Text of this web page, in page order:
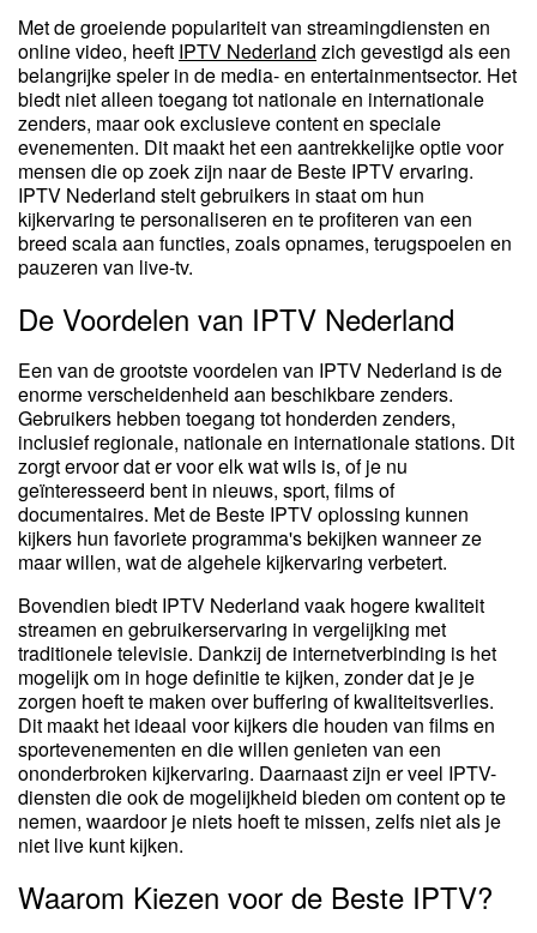
Met de groeiende populariteit van streamingdiensten en
online video, heeft IPTV Nederland zich gevestigd als een
belangrijke speler in de media- en entertainmentsector. Het
biedt niet alleen toegang tot nationale en internationale
zenders, maar ook exclusieve content en speciale
evenementen. Dit maakt het een aantrekkelijke optie voor
mensen die op zoek zijn naar de Beste IPTV ervaring.
IPTV Nederland stelt gebruikers in staat om hun
kijkervaring te personaliseren en te profiteren van een
breed scala aan functies, zoals opnames, terugspoelen en
pauzeren van live-tv.
De Voordelen van IPTV Nederland
Een van de grootste voordelen van IPTV Nederland is de
enorme verscheidenheid aan beschikbare zenders.
Gebruikers hebben toegang tot honderden zenders,
inclusief regionale, nationale en internationale stations. Dit
zorgt ervoor dat er voor elk wat wils is, of je nu
geïnteresseerd bent in nieuws, sport, films of
documentaires. Met de Beste IPTV oplossing kunnen
kijkers hun favoriete programma's bekijken wanneer ze
maar willen, wat de algehele kijkervaring verbetert.
Bovendien biedt IPTV Nederland vaak hogere kwaliteit
streamen en gebruikerservaring in vergelijking met
traditionele televisie. Dankzij de internetverbinding is het
mogelijk om in hoge definitie te kijken, zonder dat je je
zorgen hoeft te maken over buffering of kwaliteitsverlies.
Dit maakt het ideaal voor kijkers die houden van films en
sportevenementen en die willen genieten van een
ononderbroken kijkervaring. Daarnaast zijn er veel IPTV-
diensten die ook de mogelijkheid bieden om content op te
nemen, waardoor je niets hoeft te missen, zelfs niet als je
niet live kunt kijken.
Waarom Kiezen voor de Beste IPTV?